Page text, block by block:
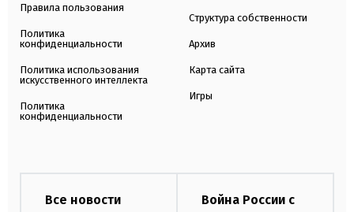
Правила пользования
Политика
конфиденциальности
Политика использования
искусственного интеллекта
Политика
конфиденциальности
Структура собственности
Архив
Карта сайта
Игры
Все новости
Война России с